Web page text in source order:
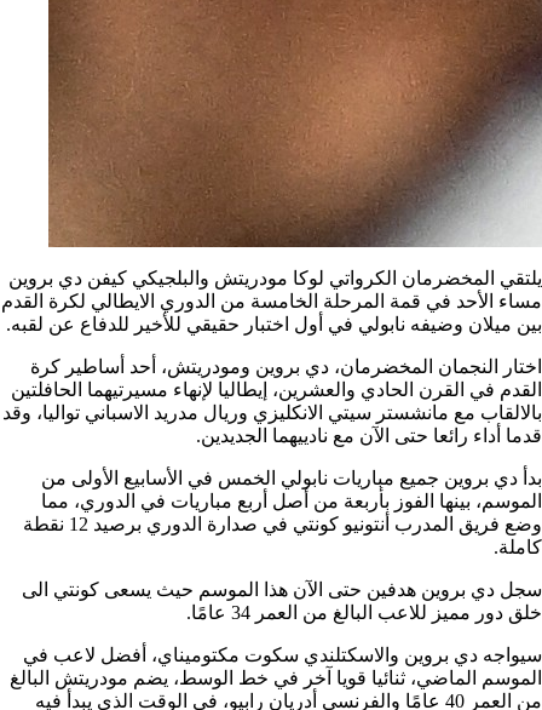
يلتقي المخضرمان الكرواتي لوكا مودريتش والبلجيكي كيفن دي بروين
مساء الأحد في قمة المرحلة الخامسة من الدوري الايطالي لكرة القدم
بين ميلان وضيفه نابولي في أول اختبار حقيقي للأخير للدفاع عن لقبه.
اختار النجمان المخضرمان، دي بروين ومودريتش، أحد أساطير كرة
القدم في القرن الحادي والعشرين، إيطاليا لإنهاء مسيرتيهما الحافلتين
بالالقاب مع مانشستر سيتي الانكليزي وريال مدريد الاسباني تواليا، وقد
قدما أداء رائعا حتى الآن مع نادييهما الجديدين.
بدأ دي بروين جميع مباريات نابولي الخمس في الأسابيع الأولى من
الموسم، بينها الفوز بأربعة من أصل أربع مباريات في الدوري، مما
وضع فريق المدرب أنتونيو كونتي في صدارة الدوري برصيد 12 نقطة
كاملة.
سجل دي بروين هدفين حتى الآن هذا الموسم حيث يسعى كونتي الى
خلق دور مميز للاعب البالغ من العمر 34 عامًا.
سيواجه دي بروين والاسكتلندي سكوت مكتوميناي، أفضل لاعب في
الموسم الماضي، ثنائيا قويا آخر في خط الوسط، يضم مودريتش البالغ
من العمر 40 عامًا والفرنسي أدريان رابيو، في الوقت الذي يبدأ فيه